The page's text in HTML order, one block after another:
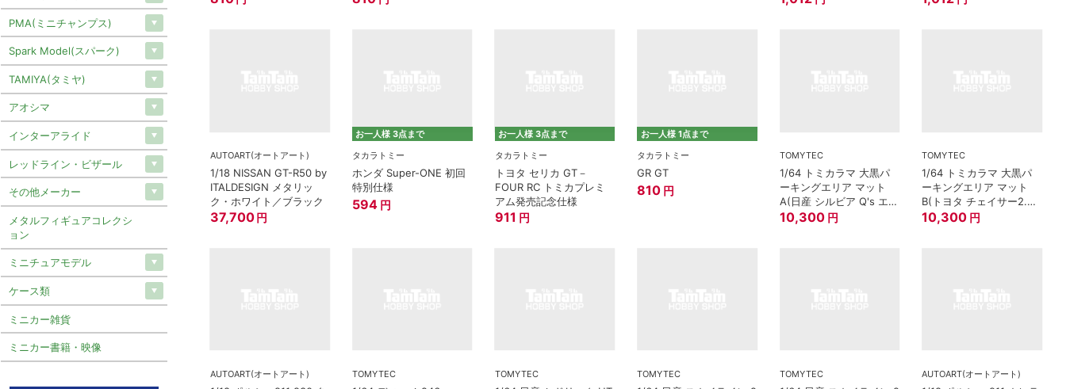
AUTOART(オートアート)
1/18 NISSAN GT-R50 by
ITALDESIGN メタリッ
ク・ホワイト／ブラック
37,700 円
お一人様 3点まで
タカラトミー
ホンダ Super-ONE 初回
特別仕様
594 円
お一人様 3点まで
タカラトミー
トヨタ セリカ GT－
FOUR RC トミカプレミ
アム発売記念仕様
911 円
お一人様 1点まで
タカラトミー
GR GT
810 円
TOMYTEC
1/64 トミカラマ 大黒パ
ーキングエリア マット
A(日産 シルビア Q's エア
ロ 95年式付属)
10,300 円
TOMYTEC
1/64 トミカラマ 大黒パ
ーキングエリア マット
B(トヨタ チェイサー2.5
ツアラーV 98年式付属)
10,300 円
AUTOART(オートアート) TOMYTEC TOMYTEC TOMYTEC TOMYTEC AUTOART(オートアート)
PMA(ミニチャンプス)
Spark Model(スパーク)
TAMIYA(タミヤ)
アオシマ
インターアライド
レッドライン・ビザール
その他メーカー
メタルフィギュアコレクシ
ョン
ミニチュアモデル
ケース類
ミニカー雑貨
ミニカー書籍・映像